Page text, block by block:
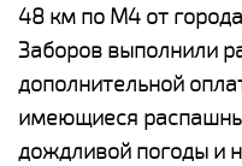
48 км по М4 от
Заборов выполнили
дополнительной
имеющиеся
дождливой погоды и